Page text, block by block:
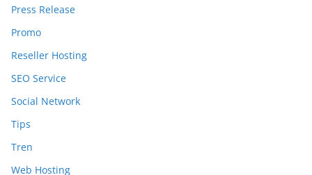
Press Release
Promo
Reseller Hosting
SEO Service
Social Network
Tips
Tren
Web Hosting